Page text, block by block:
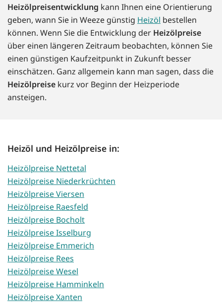
Heizölpreisentwicklung kann Ihnen eine Orientierung
geben, wann Sie in Weeze günstig Heizöl bestellen
können. Wenn Sie die Entwicklung der Heizölpreise
über einen längeren Zeitraum beobachten, können Sie
einen günstigen Kaufzeitpunkt in Zukunft besser
einschätzen. Ganz allgemein kann man sagen, dass die
Heizölpreise kurz vor Beginn der Heizperiode
ansteigen.
Heizöl und Heizölpreise in:
Heizölpreise Nettetal
Heizölpreise Niederkrüchten
Heizölpreise Viersen
Heizölpreise Raesfeld
Heizölpreise Bocholt
Heizölpreise Isselburg
Heizölpreise Emmerich
Heizölpreise Rees
Heizölpreise Wesel
Heizölpreise Hamminkeln
Heizölpreise Xanten